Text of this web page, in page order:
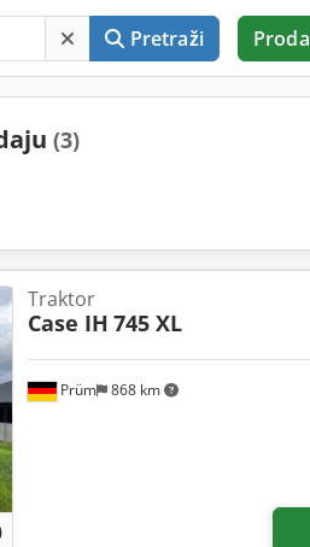
Pretraži
(3)
Prüm 868 km
Traktor
Case IH 745 XL